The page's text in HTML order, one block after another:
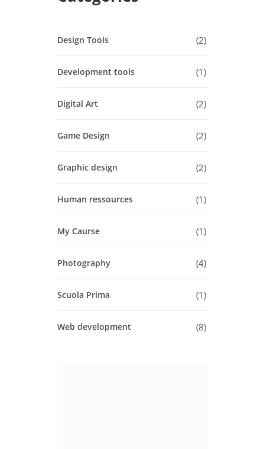
Design Tools 2
Development tools 1
Digital Art 2
Game Design 2
Graphic design 2
Human ressources 1
My Caurse 1
Photography 4
Scuola Prima 1
Web development 8